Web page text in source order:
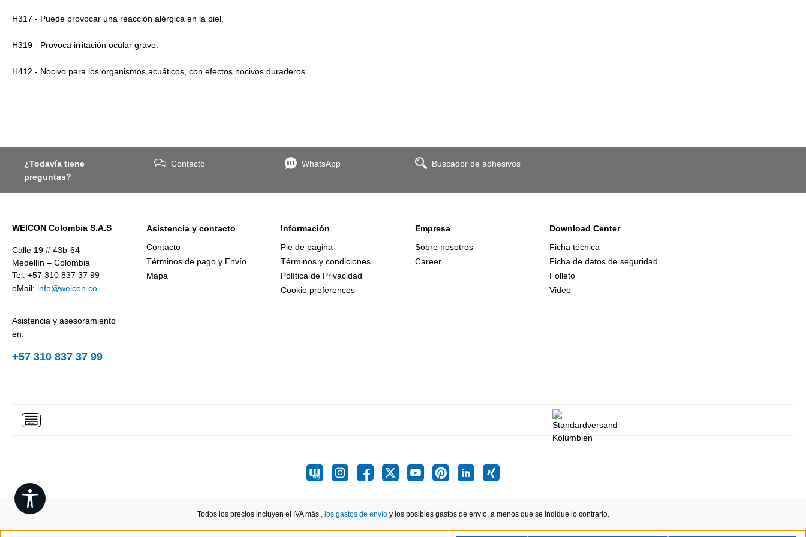
H317 - Puede provocar una reacción alérgica en la piel.
H319 - Provoca irritación ocular grave.
H412 - Nocivo para los organismos acuáticos, con efectos nocivos duraderos.
¿Todavía tiene
preguntas?
Contacto WhatsApp Buscador de adhesivos
WEICON Colombia S.A.S
Calle 19 # 43b-64
Medellín – Colombia
Tel: +57 310 837 37 99
eMail: info@weicon.co
Asistencia y asesoramiento
en:
+57 310 837 37 99
Asistencia y contacto
Contacto
Términos de pago y Envío
Mapa
Información
Pie de pagina
Términos y condiciones
Política de Privacidad
Cookie preferences
Empresa
Sobre nosotros
Career
Download Center
Ficha técnica
Ficha de datos de seguridad
Folleto
Video
Todos los precios incluyen el IVA más , los gastos de envíoy los posibles gastos de envío, a menos que se indique lo contrario.
Show toolbar